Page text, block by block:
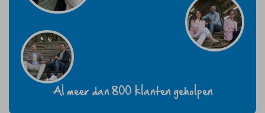
rand van de polder, met vrij uitzicht over water en
landschap. Tegelijkertijd bevinden Zevenbergen,
Etten-Leur en Prinsenbeek zich op slechts enkele
minuten afstand en zijn Breda en Dordrecht uitstekend
bereikbaar.
Al meer dan 800 klanten geholpen